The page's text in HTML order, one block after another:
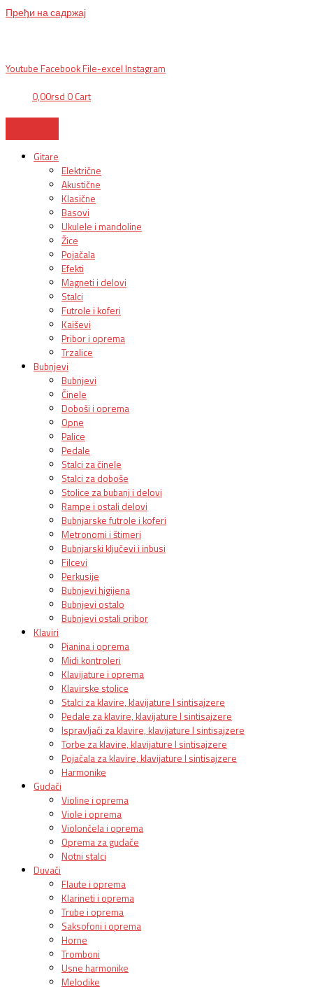
Пређи на садржај
Youtube Facebook File-excel Instagram
0,00rsd 0 Cart
Gitare
Električne
Akustične
Klasične
Basovi
Ukulele i mandoline
Žice
Pojačala
Efekti
Magneti i delovi
Stalci
Futrole i koferi
Kaiševi
Pribor i oprema
Trzalice
Bubnjevi
Bubnjevi
Činele
Doboši i oprema
Opne
Palice
Pedale
Stalci za činele
Stalci za doboše
Stolice za bubanj i delovi
Rampe i ostali delovi
Bubnjarske futrole i koferi
Metronomi i štimeri
Bubnjarski ključevi i inbusi
Filcevi
Perkusije
Bubnjevi higijena
Bubnjevi ostalo
Bubnjevi ostali pribor
Klaviri
Pianina i oprema
Midi kontroleri
Klavijature i oprema
Klavirske stolice
Stalci za klavire, klavijature I sintisajzere
Pedale za klavire, klavijature I sintisajzere
Ispravljači za klavire, klavijature I sintisajzere
Torbe za klavire, klavijature I sintisajzere
Pojačala za klavire, klavijature I sintisajzere
Harmonike
Gudači
Violine i oprema
Viole i oprema
Violončela i oprema
Oprema za gudače
Notni stalci
Duvači
Flaute i oprema
Klarineti i oprema
Trube i oprema
Saksofoni i oprema
Horne
Tromboni
Usne harmonike
Melodike